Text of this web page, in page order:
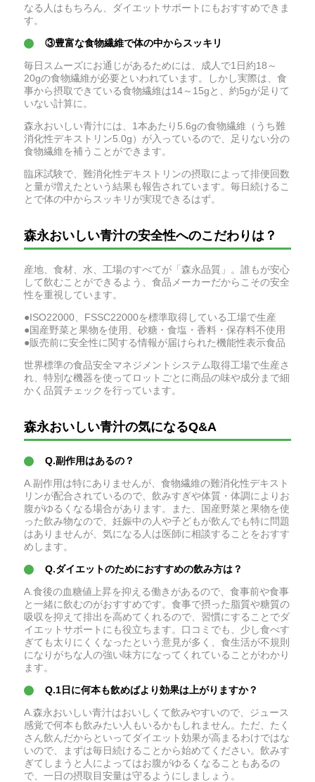
なる人はもちろん、ダイエットサポートにもおすすめできま
す。
③豊富な食物繊維で体の中からスッキリ
毎日スムーズにお通じがあるためには、成人で1日約18～
20gの食物繊維が必要といわれています。しかし実際は、食
事から摂取できている食物繊維は14～15gと、約5gが足りて
いない計算に。
森永おいしい青汁には、1本あたり5.6gの食物繊維（うち難
消化性デキストリン5.0g）が入っているので、足りない分の
食物繊維を補うことができます。
臨床試験で、難消化性デキストリンの摂取によって排便回数
と量が増えたという結果も報告されています。毎日続けるこ
とで体の中からスッキリが実現できるはず。
森永おいしい青汁の安全性へのこだわりは？
産地、食材、水、工場のすべてが「森永品質」。誰もが安心
して飲むことができるよう、食品メーカーだからこその安全
性を重視しています。
●ISO22000、FSSC22000を標準取得している工場で生産
●国産野菜と果物を使用、砂糖・食塩・香料・保存料不使用
●販売前に安全性に関する情報が届けられた機能性表示食品
世界標準の食品安全マネジメントシステム取得工場で生産さ
れ、特別な機器を使ってロットごとに商品の味や成分まで細
かく品質チェックを行っています。
森永おいしい青汁の気になるQ&A
Q.副作用はあるの？
A.副作用は特にありませんが、食物繊維の難消化性デキスト
リンが配合されているので、飲みすぎや体質・体調によりお
腹がゆるくなる場合があります。また、国産野菜と果物を使
った飲み物なので、妊娠中の人や子どもが飲んでも特に問題
はありませんが、気になる人は医師に相談することをおすす
めします。
Q.ダイエットのためにおすすめの飲み方は？
A.食後の血糖値上昇を抑える働きがあるので、食事前や食事
と一緒に飲むのがおすすめです。食事で摂った脂質や糖質の
吸収を抑えて排出を高めてくれるので、習慣にすることでダ
イエットサポートにも役立ちます。口コミでも、少し食べす
ぎても太りにくくなったという意見が多く、食生活が不規則
になりがちな人の強い味方になってくれていることがわかり
ます。
Q.1日に何本も飲めばより効果は上がりますか？
A.森永おいしい青汁はおいしくて飲みやすいので、ジュース
感覚で何本も飲みたい人もいるかもしれません。ただ、たく
さん飲んだからといってダイエット効果が高まるわけではな
いので、まずは毎日続けることから始めてください。飲みす
ぎてしまうと人によってはお腹がゆるくなることもあるの
で、一日の摂取目安量は守るようにしましょう。